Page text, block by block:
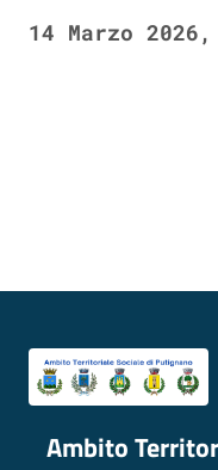
14 Marzo
Ambito